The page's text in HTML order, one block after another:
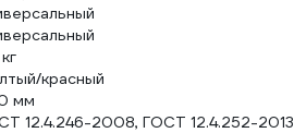
красный
мм
12.4.246-2008, ГОСТ 12.4.252-2013